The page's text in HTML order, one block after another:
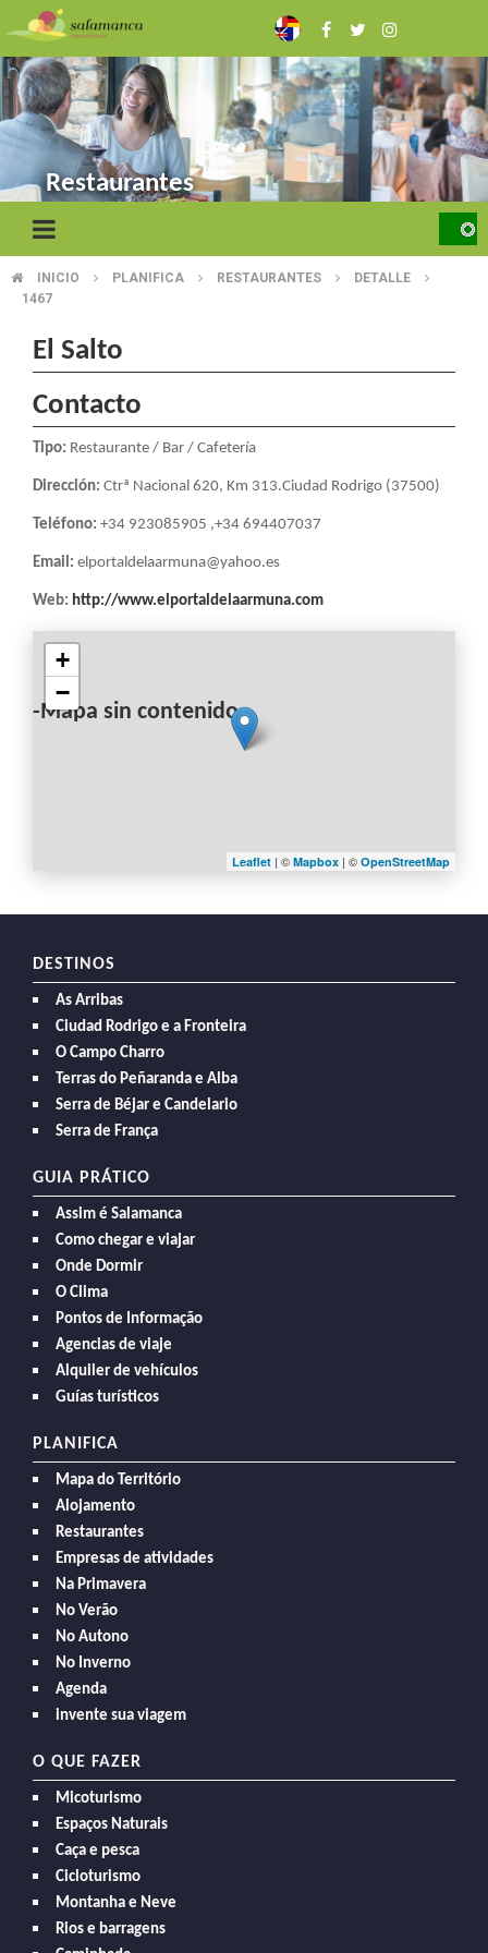
to
main
content
Restaurantes
BREADCRUMB
INICIO PLANIFICA RESTAURANTES
DETALLE
1467
El Salto
Contacto
Tipo: Restaurante / Bar / Cafetería
Dirección: Ctrª Nacional 620, Km 313.Ciudad Rodrigo (37500)
Teléfono: +34 923085905 ,+34 694407037
Email: elportaldelaarmuna@yahoo.es
Web: http://www.elportaldelaarmuna.com
-Mapa sin contenido-
+
−
Leaflet | © Mapbox | © OpenStreetMap
DESTINOS
As Arribas
Ciudad Rodrigo e a Fronteira
O Campo Charro
Terras do Peñaranda e Alba
Serra de Béjar e Candelario
Serra de França
GUIA PRÁTICO
Assim é Salamanca
Como chegar e viajar
Onde Dormir
O Clima
Pontos de Informação
Agencias de viaje
Alquiler de vehículos
Guías turísticos
PLANIFICA
Mapa do Território
Alojamento
Restaurantes
Empresas de atividades
Na Primavera
No Verão
No Autono
No Inverno
Agenda
invente sua viagem
O QUE FAZER
Micoturismo
Espaços Naturais
Caça e pesca
Cicloturismo
Montanha e Neve
Rios e barragens